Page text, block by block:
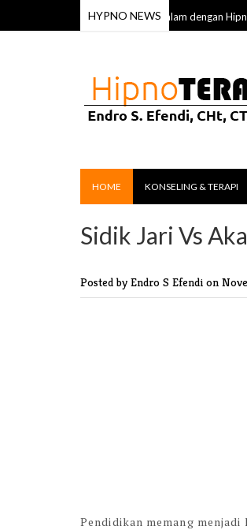
HYPNO NEWS
Lebih Mudah Sembuh dari Dalam dengan
HOME KONSELING & TERAPI
Sidik Jari Vs
Posted by Endro S Efendi on
Pendidikan memang